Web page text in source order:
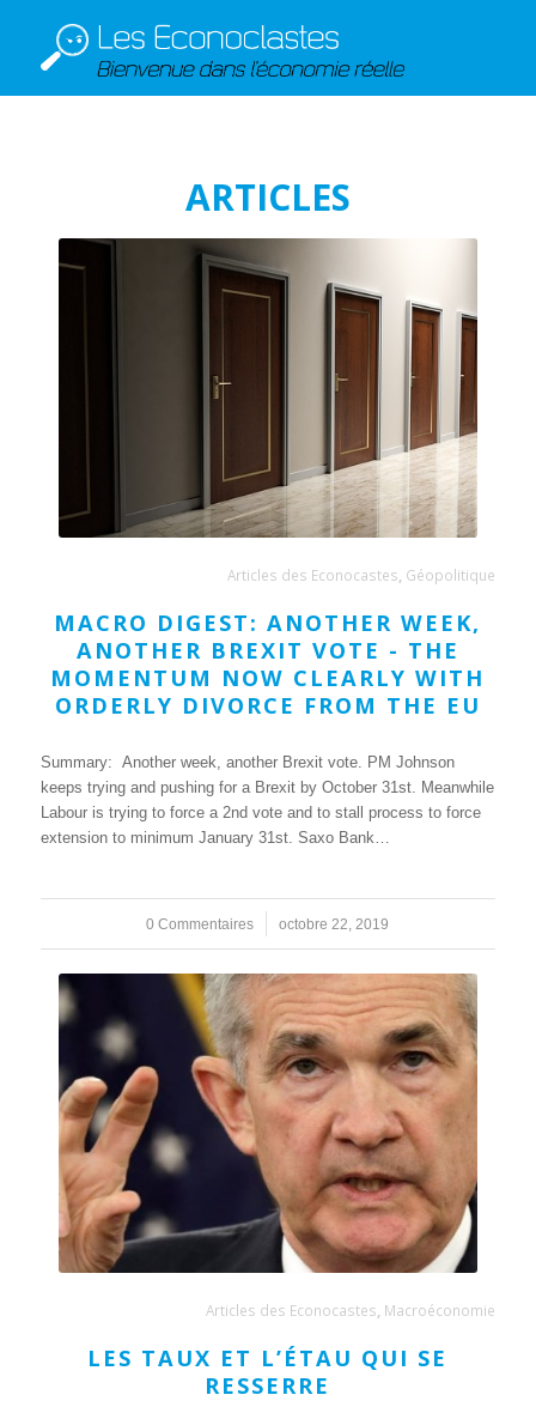
ARTICLES
Articles des Econocastes Géopolitique
MACRO DIGEST: ANOTHER WEEK,
ANOTHER BREXIT VOTE - THE
MOMENTUM NOW CLEARLY WITH
ORDERLY DIVORCE FROM THE EU
Summary: Another week, another Brexit vote. PM Johnson
keeps trying and pushing for a Brexit by October 31st. Meanwhile
Labour is trying to force a 2nd vote and to stall process to force
extension to minimum January 31st. Saxo Bank…
0 Commentaires
/ octobre 22, 2019
Articles des Econocastes Macroéconomie
LES TAUX ET L’ÉTAU QUI SE
RESSERRE